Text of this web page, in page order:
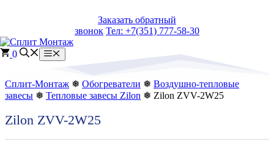
Заказать обратный
звонок Тел: +7(351) 777-58-30
0 Меню
Сплит-Монтаж ❅ Обогреватели ❅ Воздушно-тепловые
завесы ❅ Тепловые завесы Zilon ❅ Zilon ZVV-2W25
Zilon ZVV-2W25